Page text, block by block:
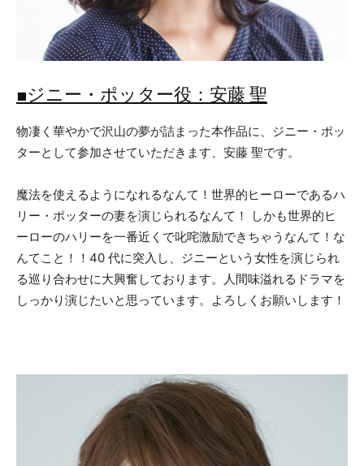
■ジニー・ポッター役：安藤 聖
物凄く華やかで沢山の夢が詰まった本作品に、ジニー・ポッ
ターとして参加させていただきます、安藤 聖です。
魔法を使えるようになれるなんて！世界的ヒーローであるハ
リー・ポッターの妻を演じられるなんて！ しかも世界的ヒ
ーローのハリーを一番近くで叱咤激励できちゃうなんて！な
んてこと！！40 代に突入し、ジニーという女性を演じられ
る巡り合わせに大興奮しております。人間味溢れるドラマを
しっかり演じたいと思っています。よろしくお願いします！